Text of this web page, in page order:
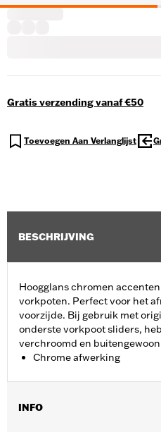
Gratis verzending vanaf €50
Toevoegen Aan Verlanglijst
BESCHRIJVING
Hoogglans chromen
vorkpoten. Perfect voor het
voorzijde. Bij gebruik met
onderste vorkpoot sliders,
verchroomd en
Chrome afwerking
INFO